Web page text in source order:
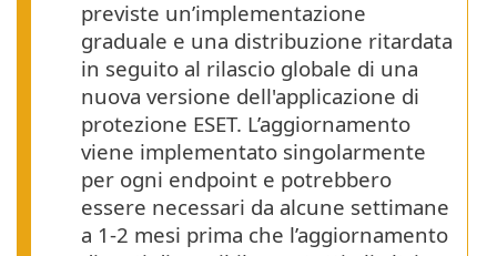
previste un’implementazione
graduale e una distribuzione ritardata
in seguito al rilascio globale di una
nuova versione dell'applicazione di
protezione ESET. L’aggiornamento
viene implementato singolarmente
per ogni endpoint e potrebbero
essere necessari da alcune settimane
a 1-2 mesi prima che l’aggiornamento